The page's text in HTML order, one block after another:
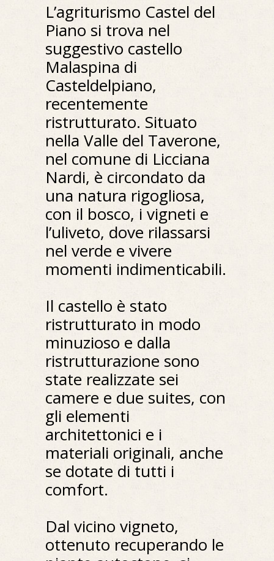
L’agriturismo Castel del
Piano si trova nel
suggestivo castello
Malaspina di
Casteldelpiano,
recentemente
ristrutturato. Situato
nella Valle del Taverone,
nel comune di Licciana
Nardi, è circondato da
una natura rigogliosa,
con il bosco, i vigneti e
l’uliveto, dove rilassarsi
nel verde e vivere
momenti indimenticabili.
Il castello è stato
ristrutturato in modo
minuzioso e dalla
ristrutturazione sono
state realizzate sei
camere e due suites, con
gli elementi
architettonici e i
materiali originali, anche
se dotate di tutti i
comfort.
Dal vicino vigneto,
ottenuto recuperando le